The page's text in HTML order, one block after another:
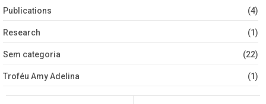
Publications (4)
Research (1)
Sem categoria (22)
Troféu Amy Adelina (1)